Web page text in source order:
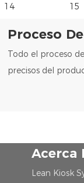
Proceso
Todo el proceso
precisos del
Acerca
Lean Kiosk